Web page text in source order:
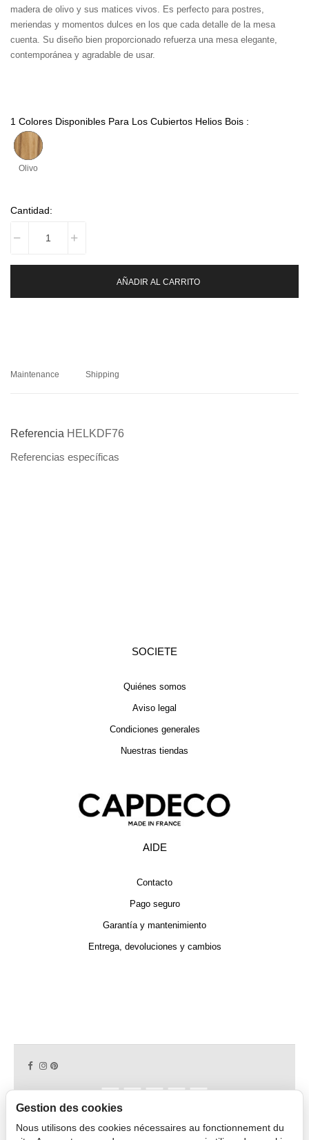
madera de olivo y sus matices vivos. Es perfecto para postres,
meriendas y momentos dulces en los que cada detalle de la mesa
cuenta. Su diseño bien proporcionado refuerza una mesa elegante,
contemporánea y agradable de usar.
1 Colores Disponibles Para Los Cubiertos Helios Bois :
Olivo
Cantidad:
AÑADIR AL CARRITO
Maintenance Shipping
Referencia HELKDF76
Referencias específicas
SOCIETE
Quiénes somos
Aviso legal
Condiciones generales
Nuestras tiendas
AIDE
Contacto
Pago seguro
Garantía y mantenimiento
Entrega, devoluciones y cambios
Copyright © 2026 CAPDECO.
Gestion des cookies
Nous utilisons des cookies nécessaires au fonctionnement du